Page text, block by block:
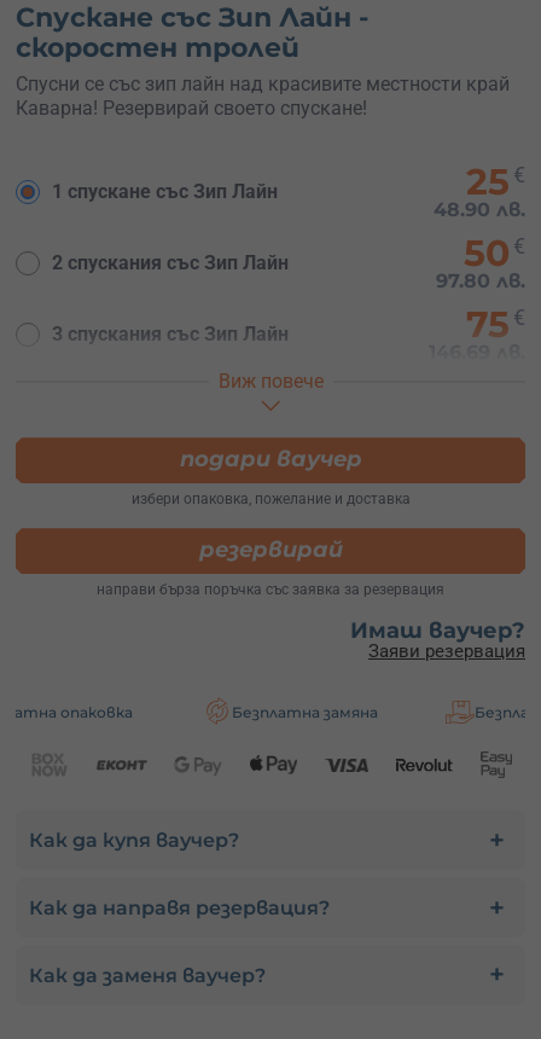
Спускане със Зип Лайн -
скоростен тролей
Спусни се със зип лайн над красивите местности край
Каварна! Резервирай своето спускане!
1 спускане със Зип Лайн 25 €
48.90 лв.
2 спускания със Зип Лайн 50 €
97.80 лв.
3 спускания със Зип Лайн 75 €
4 спускания със Зип Лайн
5 спускания със Зип Лайн
10 спускания със Зип Лайн 200€
391.17 лв.
Виж повече
подари ваучер
избери опаковка, пожелание и доставка
резервирай
направи бърза поръчка със заявка за резервация
Имаш ваучер?
Заяви резервация
Безплатна замяна Безплатна доставка
Как да купя ваучер?
Как да направя резервация?
Как да заменя ваучер?